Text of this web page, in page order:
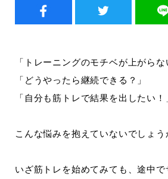
「トレーニングのモチベが上がらな
「どうやったら継続できる？」
「自分も筋トレで結果を出したい！
こんな悩みを抱えていないでしょう
いざ筋トレを始めてみても、途中